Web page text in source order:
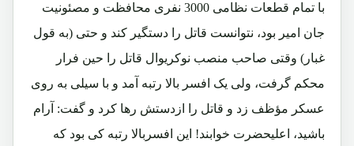
با تمام قطعات نظامی 3000 نفری محافظت و مصئونیت
جان امیر بود، نتوانست قاتل را دستگیر کند و حتی (به قول
غبار) وقتی صاحب منصب نوکریوال قاتل را حین فرار
محکم گرفت، ولی یک افسر بالا رتبه آمد و با سیلی به روی
عسکر مؤظف زد و قاتل را ازدستش رها کرد و گفت: آرام
باشید، اعلیحضرت خوابند! این افسربالا رتبه کی بود که